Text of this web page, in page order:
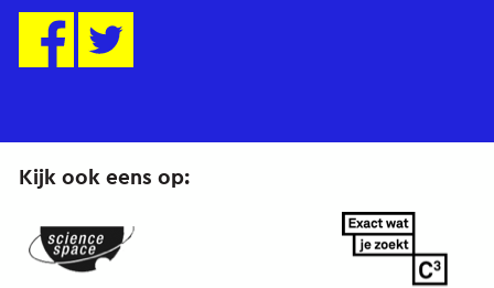
Kijk ook eens op:
ScienceSpace.nl